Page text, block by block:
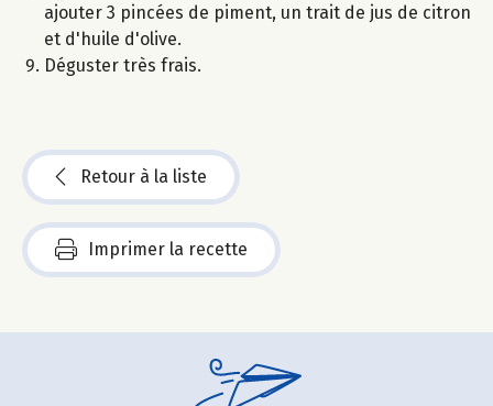
ajouter 3 pincées de piment, un trait de jus de citron
et d'huile d'olive.
Déguster très frais.
Retour à la liste
Imprimer la recette